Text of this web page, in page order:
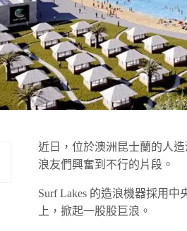
近日，位於澳洲昆士蘭的人
浪友們興奮到不行的片段。
Surf Lakes 的造浪機器採用
上，掀起一股股巨浪。